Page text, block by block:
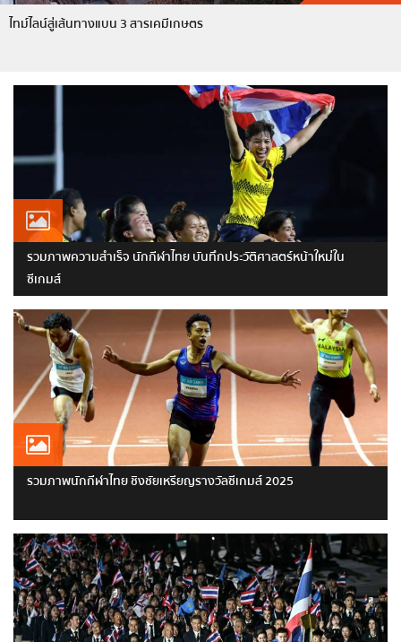
ไทม์ไลน์สู่เส้นทางแบน 3 สารเคมีเกษตร
รวมภาพความสำเร็จ นักกีฬาไทย บันทึกประวัติศาสตร์หน้าใหม่ใน
ซีเกมส์
รวมภาพนักกีฬาไทย ชิงชัยเหรียญรางวัลซีเกมส์ 2025